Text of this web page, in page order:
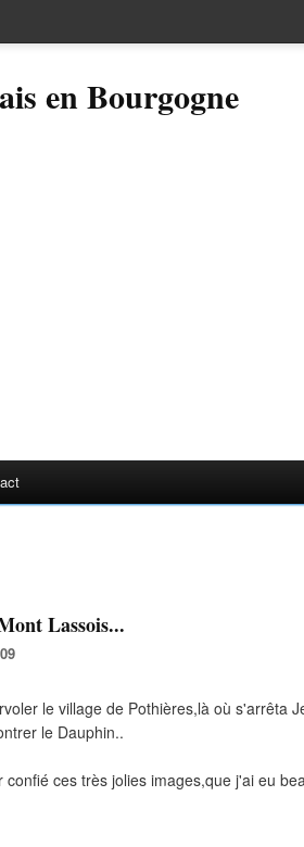
en Bourgogne
Lassois...
le village de Pothières,là où s'arrêta
le Dauphin..
confié ces très jolies images,que j'ai eu